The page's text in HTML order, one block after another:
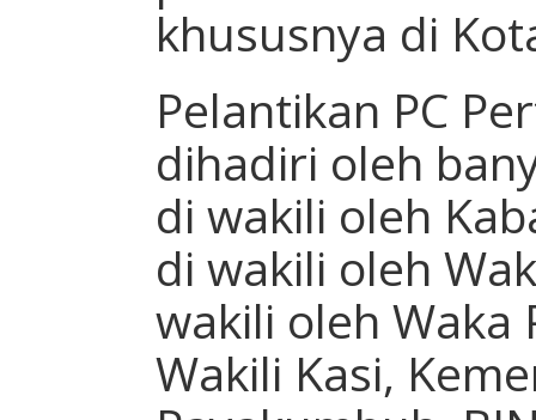
khususnya di
Pelantikan PC
dihadiri oleh
di wakili oleh
di wakili oleh
wakili oleh Waka
Wakili Kasi,